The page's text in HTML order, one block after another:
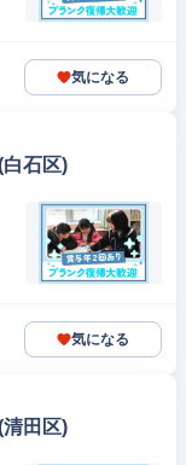
気になる
石区)
気になる
田区)